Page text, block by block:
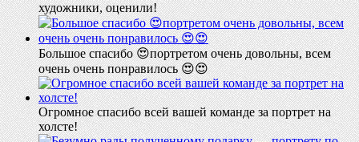
художники, оценили!
Большое спасибо 😍портретом очень довольны, всем
очень очень понравилось 😍😍
Огромное спасибо всей вашей команде за портрет на
холсте!